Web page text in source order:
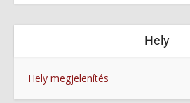
Hely
Hely megjelenítés